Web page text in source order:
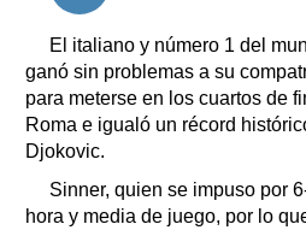
El italiano y número 1 del
ganó sin problemas a su
para meterse en los cuartos de
Roma e igualó un récord
Djokovic.
Sinner, quien se impuso por
hora y media de juego, por lo